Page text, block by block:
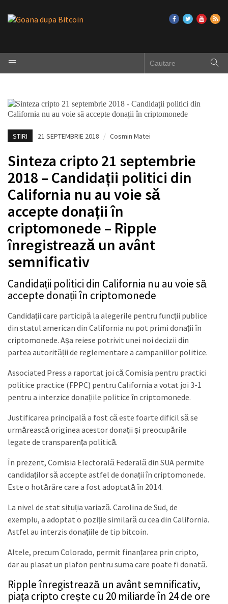
STIRI 21 SEPTEMBRIE 2018 / Cosmin Matei
Sinteza cripto 21 septembrie
2018 – Candidații politici din
California nu au voie să
accepte donații în
criptomonede – Ripple
înregistrează un avânt
semnificativ
Candidații politici din California nu au voie să
accepte donații în criptomonede
Candidații care participă la alegerile pentru funcții publice
din statul american din California nu pot primi donații în
criptomonede. Așa reiese potrivit unei noi decizii din
partea autorității de reglementare a campaniilor politice.
Associated Press a raportat joi că Comisia pentru practici
politice practice (FPPC) pentru California a votat joi 3-1
pentru a interzice donațiile politice în criptomonede.
Justificarea principală a fost că este foarte dificil să se
urmărească originea acestor donații și preocupările
legate de transparența politică.
În prezent, Comisia Electorală Federală din SUA permite
candidaților să accepte astfel de donații în criptomonede.
Este o hotărâre care a fost adoptată în 2014.
La nivel de stat situția variază. Carolina de Sud, de
exemplu, a adoptat o poziție similară cu cea din California.
Astfel au interzis donațiile de tip bitcoin.
Altele, precum Colorado, permit finanțarea prin cripto,
dar au plasat un plafon pentru suma care poate fi donată.
Ripple înregistrează un avânt semnificativ,
piața cripto crește cu 20 miliarde în 24 de ore